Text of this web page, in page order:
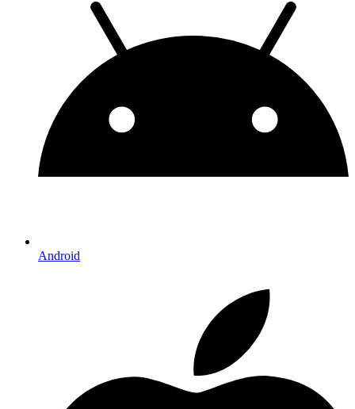
Android